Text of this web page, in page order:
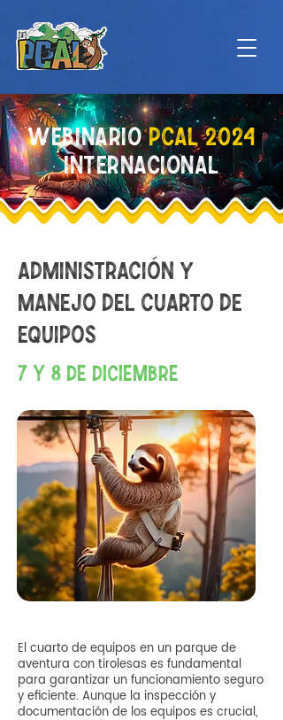
WEBINARIOPCAL 2024
INTERNACIONAL
ADMINISTRACIÓN Y
MANEJO DEL CUARTO DE
EQUIPOS
7 Y 8 DE DICIEMBRE
El cuarto de equipos en un parque de
aventura con tirolesas es fundamental
para garantizar un funcionamiento seguro
y eficiente. Aunque la inspección y
documentación de los equipos es crucial,